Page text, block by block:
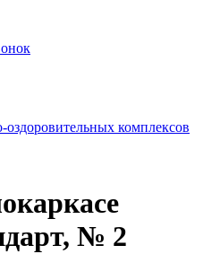
оздоровительных комплексов
№ 2